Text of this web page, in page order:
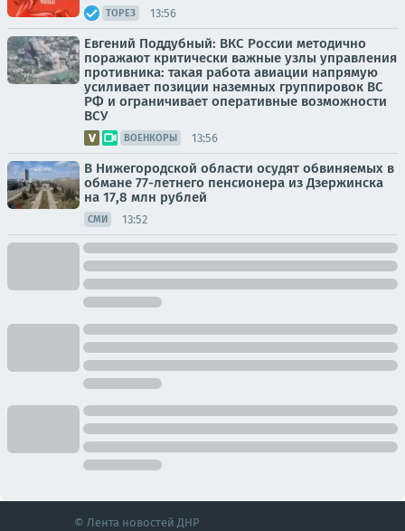
ТОРЕЗ 13:56
Евгений Поддубный: ВКС России методично
поражают критически важные узлы управления
противника: такая работа авиации напрямую
усиливает позиции наземных группировок ВС
РФ и ограничивает оперативные возможности
ВСУ
ВОЕНКОРЫ 13:56
В Нижегородской области осудят обвиняемых в
обмане 77-летнего пенсионера из Дзержинска
на 17,8 млн рублей
СМИ 13:52
© Лента новостей ДНР